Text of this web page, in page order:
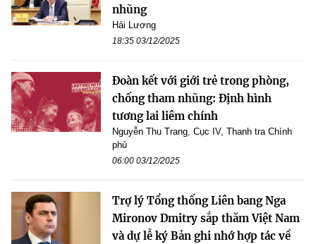
nhũng
Hải Lương
18:35 03/12/2025
Đoàn kết với giới trẻ trong phòng,
chống tham nhũng: Định hình
tương lai liêm chính
Nguyễn Thu Trang, Cục IV, Thanh tra Chính
phủ
06:00 03/12/2025
Trợ lý Tổng thống Liên bang Nga
Mironov Dmitry sắp thăm Việt Nam
và dự lễ ký Bản ghi nhớ hợp tác về